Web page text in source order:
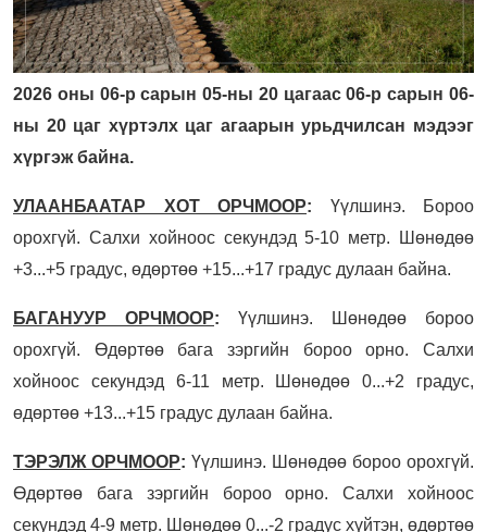
2026 оны 06-р сарын 05-ны 20 цагаас 06-р сарын 06-
ны 20 цаг хүртэлх цаг агаарын урьдчилсан мэдээг
хүргэж байна.
УЛААНБААТАР ХОТ ОРЧМООР: Үүлшинэ. Бороо
орохгүй. Салхи хойноос секундэд 5-10 метр. Шөнөдөө
+3...+5 градус, өдөртөө +15...+17 градус дулаан байна.
БАГАНУУР ОРЧМООР: Үүлшинэ. Шөнөдөө бороо
орохгүй. Өдөртөө бага зэргийн бороо орно. Салхи
хойноос секундэд 6-11 метр. Шөнөдөө 0...+2 градус,
өдөртөө +13...+15 градус дулаан байна.
ТЭРЭЛЖ ОРЧМООР: Үүлшинэ. Шөнөдөө бороо орохгүй.
Өдөртөө бага зэргийн бороо орно. Салхи хойноос
секундэд 4-9 метр. Шөнөдөө 0...-2 градус хүйтэн, өдөртөө